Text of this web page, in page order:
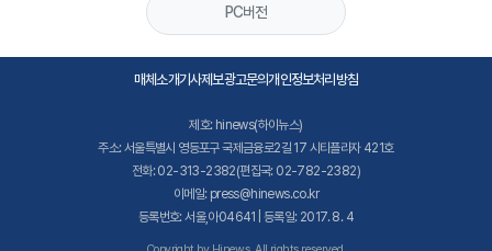
PC버전
매체소개기사제보광고문의개인정보처리방침
제호: hinews(하이뉴스)
주소: 서울특별시 영등포구 국제금융로2길 17 시티플라자 421호
전화: 02-313-2382(편집국: 02-782-2382)
이메일: press@hinews.co.kr
등록번호: 서울,아04641 | 등록일: 2017. 8. 4